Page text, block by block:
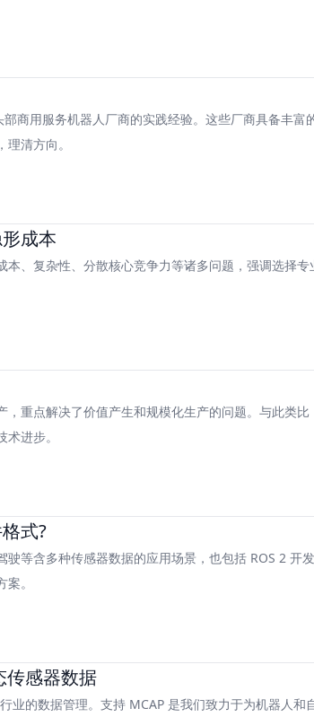
商用服务机器人厂商的实践经验。这些厂商具备丰富
清方向。
成本
、复杂性、分散核心竞争力等诸多问题，强调选择
重点解决了价值产生和规模化生产的问题。与此类
进步。
式?
等含多种传感器数据的应用场景，也包括 ROS 2 开
传感器数据
业的数据管理。支持 MCAP 是我们致力于为机器人和